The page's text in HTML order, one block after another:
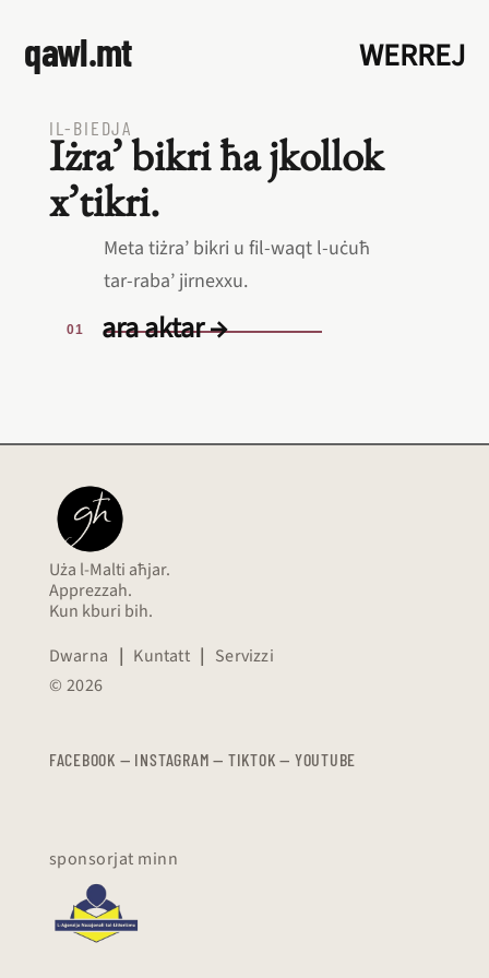
qawl.mt WERREJ
IL‑BIEDJA
Iżra’ bikri ħa jkollok
x’tikri.
Meta tiżra’ bikri u fil‑waqt l‑uċuħ
tar‑raba’ jirnexxu.
ara aktar →
Uża l-Malti aħjar.
Apprezzah.
Kun kburi bih.
Dwarna | Kuntatt | Servizzi
© 2026
FACEBOOK — INSTAGRAM — TIKTOK — YOUTUBE
sponsorjat minn